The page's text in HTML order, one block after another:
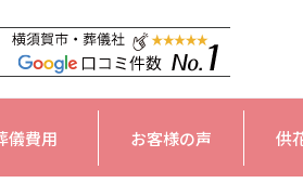
儀費用 お客様の声 供